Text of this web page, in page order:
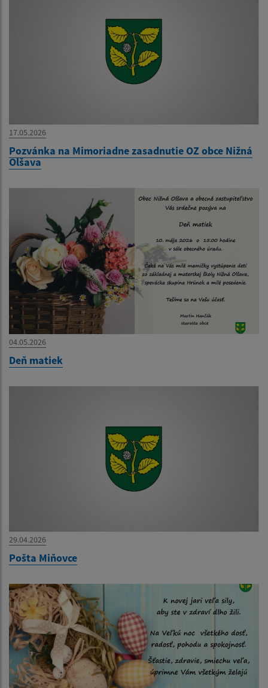
17.05.2026
Pozvánka na Mimoriadne zasadnutie OZ obce Nižná
Olšava
04.05.2026
Deň matiek
29.04.2026
Pošta Miňovce